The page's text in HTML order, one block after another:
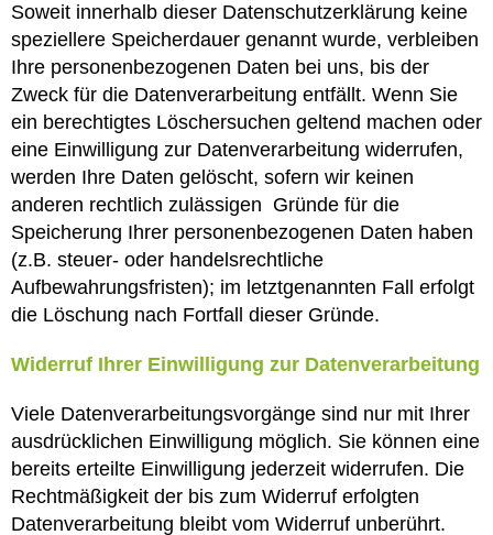
Soweit innerhalb dieser Datenschutzerklärung keine
speziellere Speicherdauer genannt wurde, verbleiben
Ihre personenbezogenen Daten bei uns, bis der
Zweck für die Datenverarbeitung entfällt. Wenn Sie
ein berechtigtes Löschersuchen geltend machen oder
eine Einwilligung zur Datenverarbeitung widerrufen,
werden Ihre Daten gelöscht, sofern wir keinen
anderen rechtlich zulässigen Gründe für die
Speicherung Ihrer personenbezogenen Daten haben
(z.B. steuer- oder handelsrechtliche
Aufbewahrungsfristen); im letztgenannten Fall erfolgt
die Löschung nach Fortfall dieser Gründe.
Widerruf Ihrer Einwilligung zur Datenverarbeitung
Viele Datenverarbeitungsvorgänge sind nur mit Ihrer
ausdrücklichen Einwilligung möglich. Sie können eine
bereits erteilte Einwilligung jederzeit widerrufen. Die
Rechtmäßigkeit der bis zum Widerruf erfolgten
Datenverarbeitung bleibt vom Widerruf unberührt.